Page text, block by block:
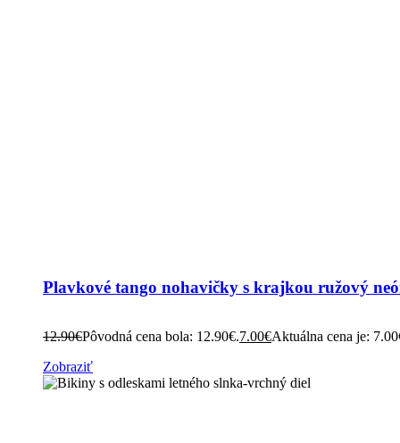
Plavkové tango nohavičky s krajkou ružový
12.90€Pôvodná cena bola: 12.90€.7.00€Aktuálna cena je:
Zobraziť